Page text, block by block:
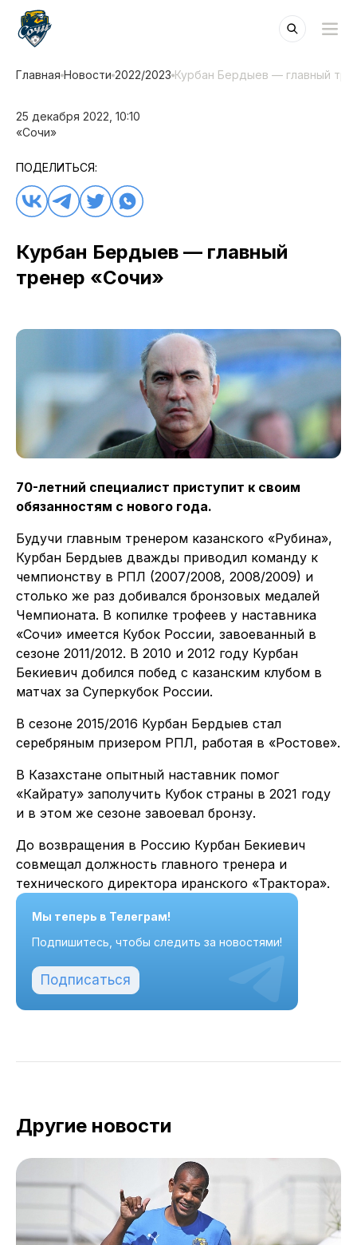
Главная Новости 2022/2023 Курбан Бердыев — главный
25 декабря 2022, 10:10
«Сочи»
ПОДЕЛИТЬСЯ:
Курбан Бердыев — главный
тренер «Сочи»
70-летний специалист приступит к своим
обязанностям с нового года.
Будучи главным тренером казанского «Рубина»,
Курбан Бердыев дважды приводил команду к
чемпионству в РПЛ (2007/2008, 2008/2009) и
столько же раз добивался бронзовых медалей
Чемпионата. В копилке трофеев у наставника
«Сочи» имеется Кубок России, завоеванный в
сезоне 2011/2012. В 2010 и 2012 году Курбан
Бекиевич добился побед с казанским клубом в
матчах за Суперкубок России.
В сезоне 2015/2016 Курбан Бердыев стал
серебряным призером РПЛ, работая в «Ростове».
В Казахстане опытный наставник помог
«Кайрату» заполучить Кубок страны в 2021 году
и в этом же сезоне завоевал бронзу.
До возвращения в Россию Курбан Бекиевич
совмещал должность главного тренера и
технического директора иранского «Трактора».
Мы теперь в Телеграм!
Подпишитесь, чтобы следить за новостями!
Подписаться
Другие новости